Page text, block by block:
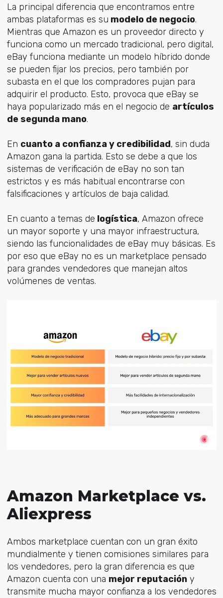
La principal diferencia que encontramos entre
ambas plataformas es su modelo de negocio.
Mientras que Amazon es un proveedor directo y
funciona como un mercado tradicional, pero digital,
eBay funciona mediante un modelo híbrido donde
se pueden fijar los precios, pero también por
subasta en el que los compradores pujan para
adquirir el producto. Esto, provoca que eBay se
haya popularizado más en el negocio de artículos
de segunda mano.
En cuanto a confianza y credibilidad, sin duda
Amazon gana la partida. Esto se debe a que los
sistemas de verificación de eBay no son tan
estrictos y es más habitual encontrarse con
falsificaciones y artículos de baja calidad.
En cuanto a temas de logística, Amazon ofrece
un mayor soporte y una mayor infraestructura,
siendo las funcionalidades de eBay muy básicas. Es
por eso que eBay no es un marketplace pensado
para grandes vendedores que manejan altos
volúmenes de ventas.
Amazon Marketplace vs.
Aliexpress
Ambos marketplace cuentan con un gran éxito
mundialmente y tienen comisiones similares para
los vendedores, pero la gran diferencia es que
Amazon cuenta con una mejor reputacióny
transmite mucha mayor confianza a los vendedores